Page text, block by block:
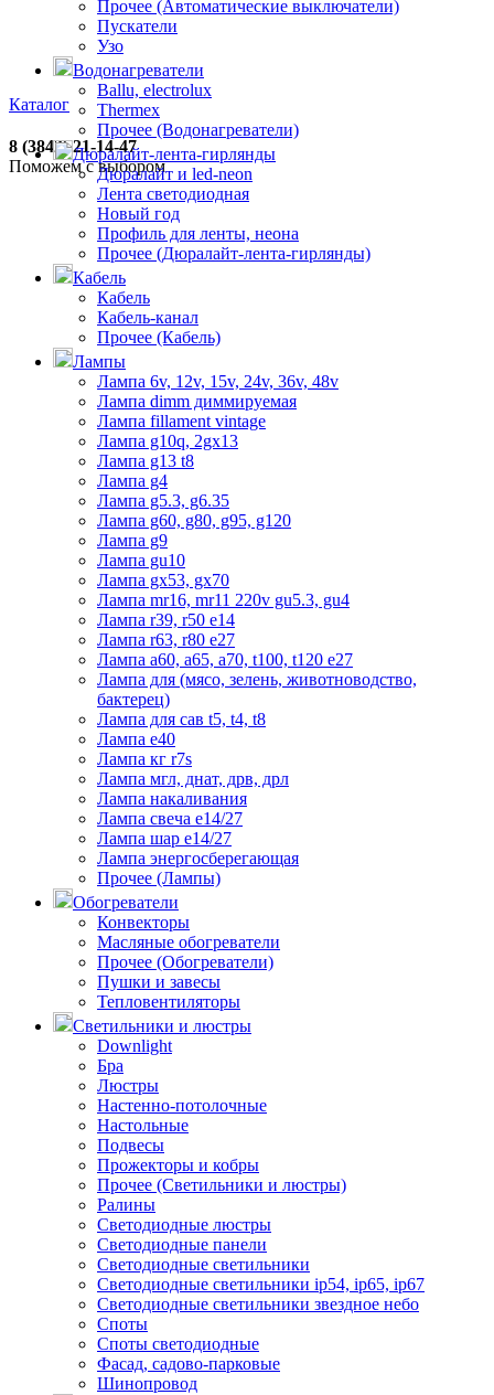
Каталог
8 (3842) 21-14-47
Поможем с выбором
Прочее (Автоматические выключатели)
Пускатели
Узо
Водонагреватели
Ballu, electrolux
Thermex
Прочее (Водонагреватели)
Дюралайт-лента-гирлянды
Дюралайт и led-neon
Лента светодиодная
Новый год
Профиль для ленты, неона
Прочее (Дюралайт-лента-гирлянды)
Кабель
Кабель
Кабель-канал
Прочее (Кабель)
Лампы
Лампа 6v, 12v, 15v, 24v, 36v, 48v
Лампа dimm диммируемая
Лампа fillament vintage
Лампа g10q, 2gx13
Лампа g13 t8
Лампа g4
Лампа g5.3, g6.35
Лампа g60, g80, g95, g120
Лампа g9
Лампа gu10
Лампа gx53, gx70
Лампа mr16, mr11 220v gu5.3, gu4
Лампа r39, r50 е14
Лампа r63, r80 е27
Лампа а60, а65, а70, t100, t120 е27
Лампа для (мясо, зелень, животноводство,
бактерец)
Лампа для сав t5, t4, t8
Лампа е40
Лампа кг r7s
Лампа мгл, днат, дрв, дрл
Лампа накаливания
Лампа свеча е14/27
Лампа шар е14/27
Лампа энергосберегающая
Прочее (Лампы)
Обогреватели
Конвекторы
Масляные обогреватели
Прочее (Обогреватели)
Пушки и завесы
Тепловентиляторы
Светильники и люстры
Downlight
Бра
Люстры
Настенно-потолочные
Настольные
Подвесы
Прожекторы и кобры
Прочее (Светильники и люстры)
Ралины
Светодиодные люстры
Светодиодные панели
Светодиодные светильники
Светодиодные светильники ip54, ip65, ip67
Светодиодные светильники звездное небо
Споты
Споты светодиодные
Фасад, садово-парковые
Шинопровод